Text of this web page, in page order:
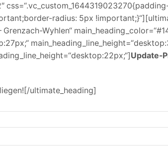
radius: 5px
Grenzach-Wyhlen“
Update-
ultimate_heading]